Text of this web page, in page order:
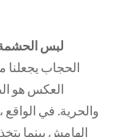
6. لبس
الحجاب يجعلنا
العكس هو
والحرية. في
الهامش بينما